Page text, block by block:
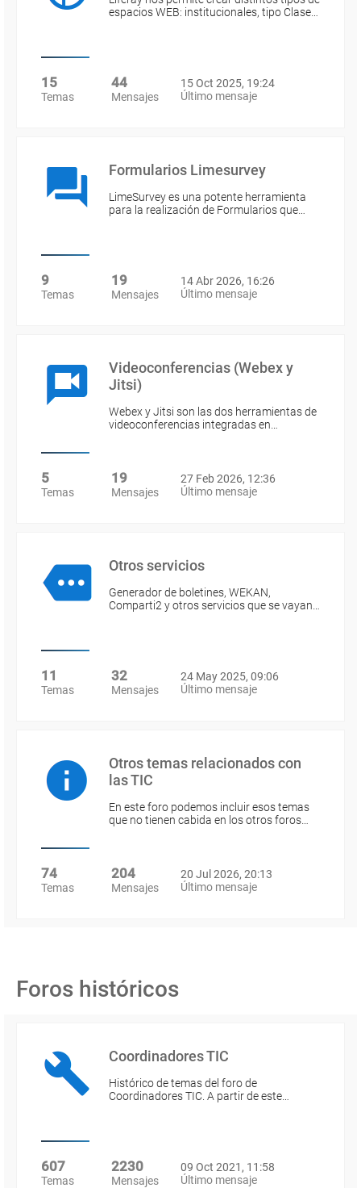
espacios WEB: institucionales, tipo Clase…
15
Temas
44
Mensajes
15 Oct 2025, 19:24
Último mensaje
Formularios Limesurvey
LimeSurvey es una potente herramienta
para la realización de Formularios que…
9
Temas
19
Mensajes
14 Abr 2026, 16:26
Último mensaje
Videoconferencias (Webex y
Jitsi)
Webex y Jitsi son las dos herramientas de
videoconferencias integradas en…
5
Temas
19
Mensajes
27 Feb 2026, 12:36
Último mensaje
Otros servicios
Generador de boletines, WEKAN,
Comparti2 y otros servicios que se vayan…
11
Temas
32
Mensajes
24 May 2025, 09:06
Último mensaje
Otros temas relacionados con
las TIC
En este foro podemos incluir esos temas
que no tienen cabida en los otros foros…
74
Temas
204
Mensajes
20 Jul 2026, 20:13
Último mensaje
Foros históricos
Coordinadores TIC
Histórico de temas del foro de
Coordinadores TIC. A partir de este…
607
Temas
2230
Mensajes
09 Oct 2021, 11:58
Último mensaje